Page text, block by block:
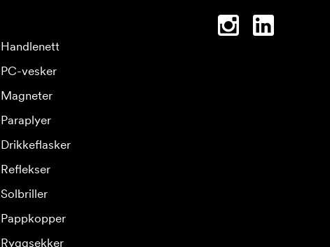
Handlenett
PC-vesker
Magneter
Paraplyer
Drikkeflasker
Reflekser
Solbriller
Pappkopper
Ryggsekker